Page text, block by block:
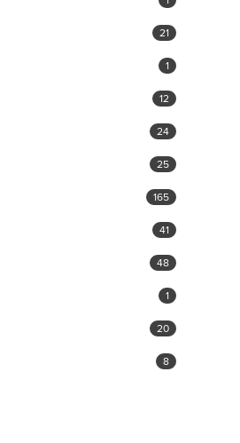
21
1
12
24
25
165
41
48
1
20
8